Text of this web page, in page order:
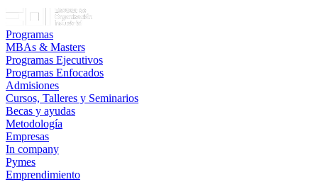
Programas
MBAs & Masters
Programas Ejecutivos
Programas Enfocados
Admisiones
Cursos, Talleres y Seminarios
Becas y ayudas
Metodología
Empresas
In company
Pymes
Emprendimiento